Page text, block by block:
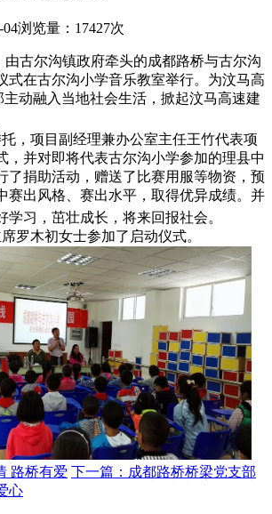
04浏览量：17427次
由古尔沟镇政府牵头的成都路桥与古尔沟
式在古尔沟小学音乐教室举行。为汶马高
动融入当地社会生活，掀起汶马高速建
，项目副经理兼办公室主任王竹代表项
，并对即将代表古尔沟小学参加的理县中
了捐助活动，赠送了比赛用服等物资，预
赛出风格、赛出水平，取得优异成绩。并
学习，茁壮成长，将来回报社会。
木初女士参加了启动仪式。
路桥有爱 下一篇：成都路桥桥梁党支部
心